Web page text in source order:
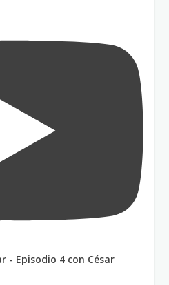
- Episodio 4 con César